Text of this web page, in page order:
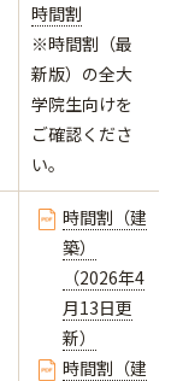
時間割
※時間割（最
新版）の全大
学院生向けを
ご確認くださ
い。
時間割（建
築）
（2026年4
月13日更
新）
時間割（建